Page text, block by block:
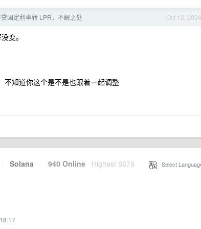
Oct 12, 2024
固定利率转 LPR，不解之处
变。
不知道你这个是不是也跟着一起调整
· Solana · 940 Online Highest 6679 Select